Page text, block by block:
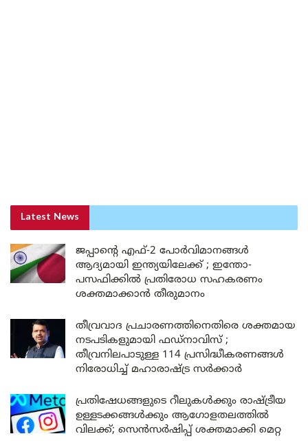
Latest News
ജപ്പാന്റെ എഫ്-2 പോർവിമാനങ്ങൾ
ആദ്യമായി ഇന്ത്യയിലേക്ക് ; ഇന്തോ-
പസഫിക്കിൽ പ്രതിരോധ സഹകരണം
ശക്തമാക്കാൻ തീരുമാനം
തീവ്രവാദ പ്രചാരണത്തിനെതിരെ ശക്തമായ
നടപടികളുമായി ഫഡ്നാവിസ് ;
തീവ്രനിലപാടുള്ള 114 പ്രസിദ്ധീകരണങ്ങൾ
നിരോധിച്ച് മഹാരാഷ്ട്ര സർക്കാർ
പ്രതിഷേധങ്ങളുടെ റീലുകൾക്കും രാഷ്ട്രീയ
ഉള്ളടക്കങ്ങൾക്കും ആഗോളതലത്തിൽ
വിലക്ക്; സെൻസർഷിപ്പ് ശക്തമാക്കി മെറ്റ